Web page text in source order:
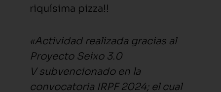
riquísima pizza!!
«Actividad realizada gracias al
Proyecto Seixo 3.0
V subvencionado en la
convocatoria IRPF 2024; el cual